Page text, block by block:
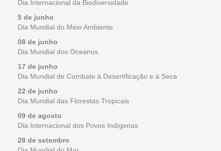
Dia Internacional da Biodiversidade
5 de junho
Dia Mundial do Meio Ambiente
08 de junho
Dia Mundial dos Oceanos
17 de junho
Dia Mundial de Combate à Desertificação e à Seca
22 de junho
Dia Mundial das Florestas Tropicais
09 de agosto
Dia Internacional dos Povos Indígenas
28 de setembro